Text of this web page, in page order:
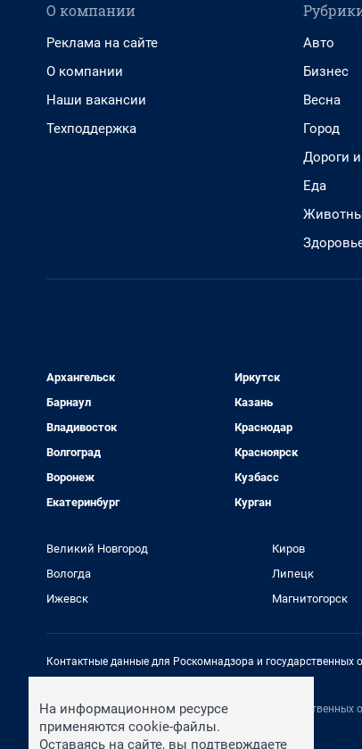
О компании
Реклама на сайте
О компании
Наши вакансии
Техподдержка
Авто
Бизнес
Весна
Город
Дороги
Еда
Архангельск
Барнаул
Владивосток
Волгоград
Воронеж
Екатеринбург
Иркутск
Казань
Краснодар
Красноярск
Кузбасс
Курган
Великий Новгород
Вологда
Ижевск
Киров
Липецк
Магнитогорск
Контактные данные для Роскомнадзора и государственных
Контактные данные для Роскомнадзора и государственных
Техподдержка: help@shkulev.ru
На информационном ресурсе
применяются cookie-файлы.
Оставаясь на сайте, вы подтверждаете